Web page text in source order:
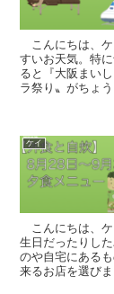
こんにちは、
すいお天気。特
ると『大阪まい
ラ祭り〟がちょ
ケイ
こんにちは、
生日だったりし
のや自宅にある
来るお店を選び